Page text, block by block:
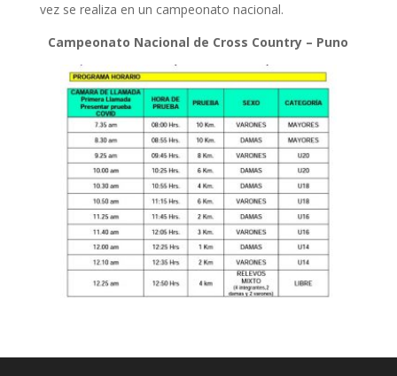
vez se realiza en un campeonato nacional.
Campeonato Nacional de Cross Country – Puno